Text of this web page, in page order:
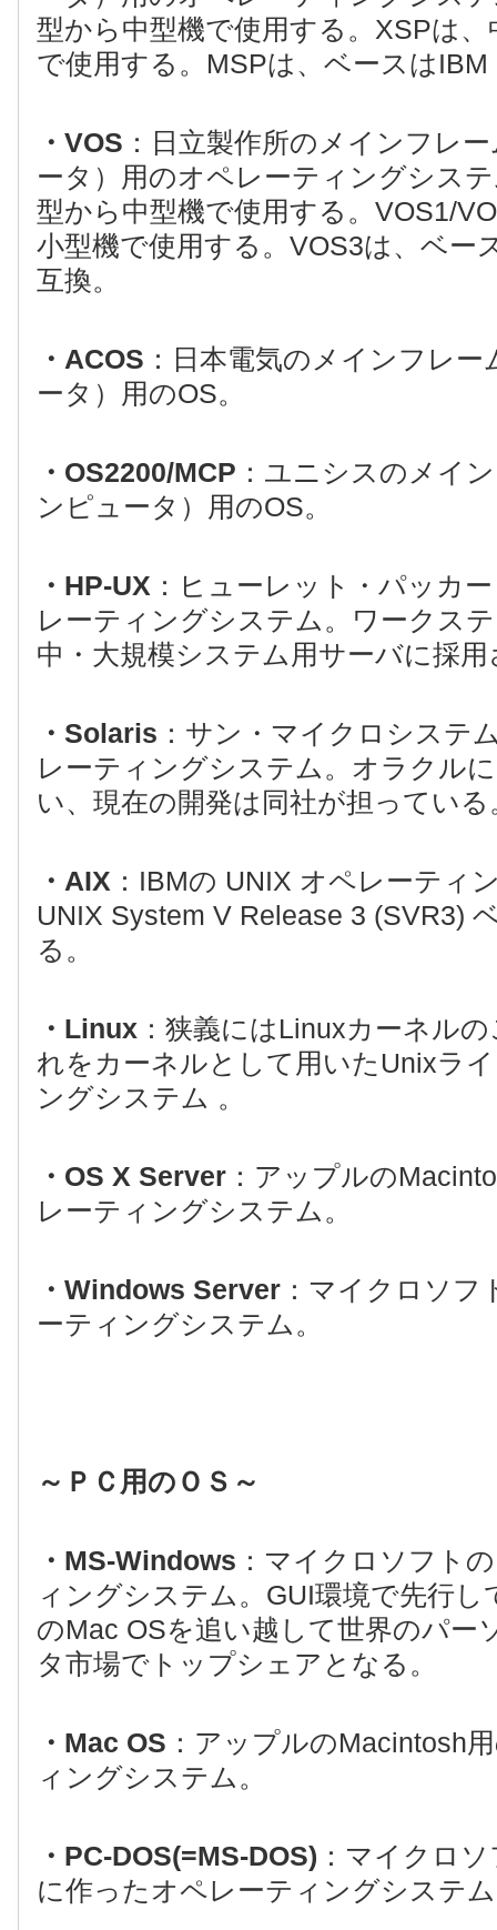
型から中型機で使用する。XSPは
で使用する。MSPは、ベースは
・VOS ：日立製作所のメインフレ
ータ）用のオペレーティングシス
型から中型機で使用する。VOS1/
小型機で使用する。VOS3は、ベー
互換。
・ACOS ：日本電気のメインフレ
ータ）用のOS。
・OS2200/MCP ：ユニシスのメイ
ンピュータ）用のOS。
・HP-UX ：ヒューレット・パッカ
レーティングシステム。ワークス
中・大規模システム用サーバに採
・Solaris ：サン・マイクロシステ
レーティングシステム。オラクル
い、現在の開発は同社が担っている
・AIX ：IBMの UNIX オペレーティ
UNIX System V Release 3 (SVR3)
る。
・Linux ：狭義にはLinuxカーネル
れをカーネルとして用いたUnixラ
ングシステム 。
・OS X Server ：アップルの
レーティングシステム。
・Windows Server ：マイクロソ
ーティングシステム。
～ＰＣ用のＯＳ～
・MS-Windows ：マイクロソフト
ィングシステム。GUI環境で先行し
のMac OSを追い越して世界のパー
タ市場でトップシェアとなる。
・Mac OS ：アップルのMacintosh
ィングシステム。
・PC-DOS(=MS-DOS) ：マイクロ
に作ったオペレーティングシステ